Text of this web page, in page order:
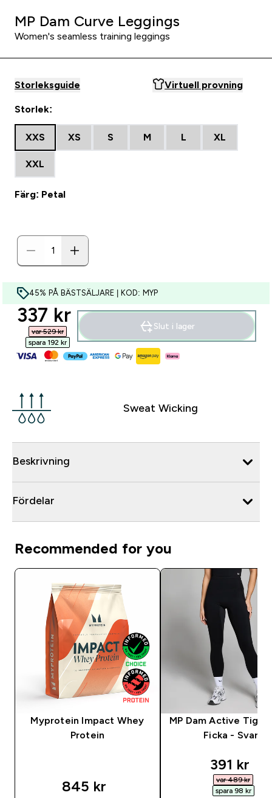
MP Dam Curve Leggings
Women's seamless training leggings
Storleksguide Virtuell provning
Storlek:
XXS XS S M L XL
XXL
Färg: Petal
45% PÅ BÄSTSÄLJARE | KOD: MYP
discounted price
337 kr‎
var 529 kr‎
spara 192 kr‎
Slut i lager
Sweat Wicking
Beskrivning
Fördelar
Recommended for you
Myprotein Impact Whey
Protein
845 kr‎
MP Dam Active
Ficka - Svart
391 kr‎
var 489 kr‎
spara 98 kr‎